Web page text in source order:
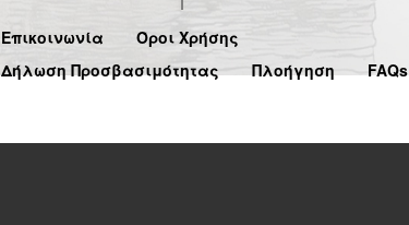
Επικοινωνία
Όροι Χρήσης
Δήλωση Προσβασιμότητας
Πλοήγηση FAQs